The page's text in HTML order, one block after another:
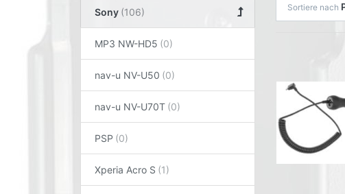
Sony
MP3 NW-HD5
nav-u NV-U50
nav-u NV-U70T
PSP
Xperia Acro S
Sortiere nach